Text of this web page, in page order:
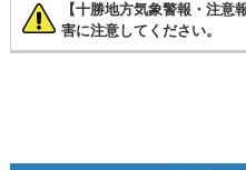
【十勝地方気象警報・注
害に注意してください。